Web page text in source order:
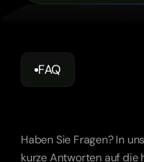
FAQ
Fragen
Haben Sie Fragen? In
kurze Antworten auf die